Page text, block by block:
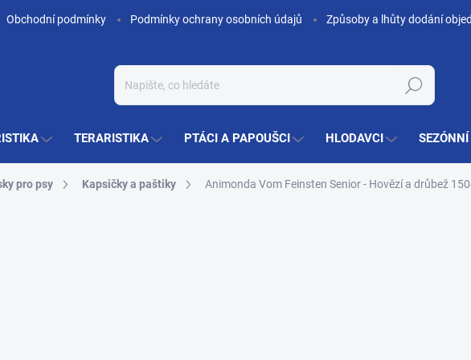
Obchodní podmínky Podmínky ochrany osobních údajů Způsoby a lhůty dodání
Hledat
TERARISTIKA PTÁCI A PAPOUŠCI HLODAVCI
pro psy Kapsičky a paštiky Animonda Vom Feinsten Senior - Hovězí a drůbež